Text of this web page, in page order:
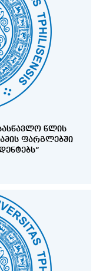
ᲤᲐᲠᲒᲚᲔᲑᲨᲘ